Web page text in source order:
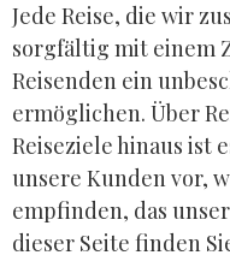
Jede Reise, die wir
sorgfältig mit einem
Reisenden ein
ermöglichen. Über
Reiseziele hinaus ist
unsere Kunden vor,
empfinden, das
dieser Seite finden